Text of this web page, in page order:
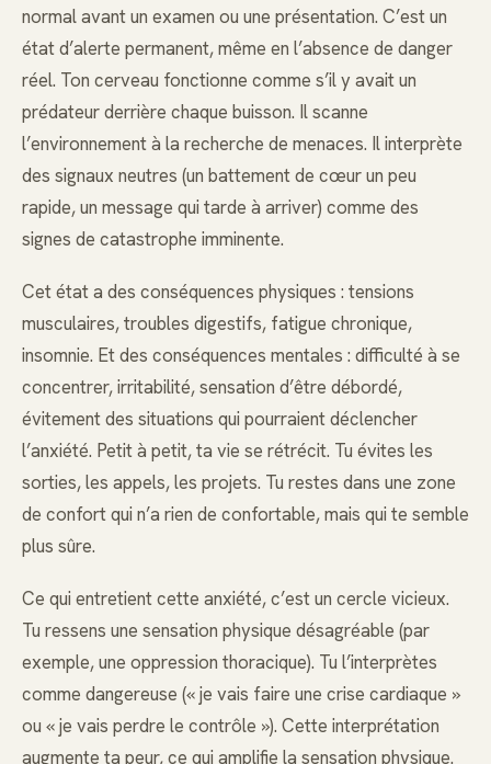
normal avant un examen ou une présentation. C’est un
état d’alerte permanent, même en l’absence de danger
réel. Ton cerveau fonctionne comme s’il y avait un
prédateur derrière chaque buisson. Il scanne
l’environnement à la recherche de menaces. Il interprète
des signaux neutres (un battement de cœur un peu
rapide, un message qui tarde à arriver) comme des
signes de catastrophe imminente.
Cet état a des conséquences physiques : tensions
musculaires, troubles digestifs, fatigue chronique,
insomnie. Et des conséquences mentales : difficulté à se
concentrer, irritabilité, sensation d’être débordé,
évitement des situations qui pourraient déclencher
l’anxiété. Petit à petit, ta vie se rétrécit. Tu évites les
sorties, les appels, les projets. Tu restes dans une zone
de confort qui n’a rien de confortable, mais qui te semble
plus sûre.
Ce qui entretient cette anxiété, c’est un cercle vicieux.
Tu ressens une sensation physique désagréable (par
exemple, une oppression thoracique). Tu l’interprètes
comme dangereuse (« je vais faire une crise cardiaque »
ou « je vais perdre le contrôle »). Cette interprétation
augmente ta peur, ce qui amplifie la sensation physique.